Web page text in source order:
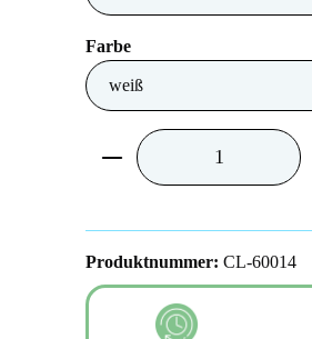
Farbeauswählen
Produkt Anzahl:
Produktnummer: CL-60014